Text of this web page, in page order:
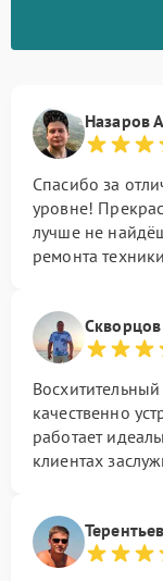
Назаров
Спасибо за
уровне!
лучше не
ремонта
качественно
работает
клиентах